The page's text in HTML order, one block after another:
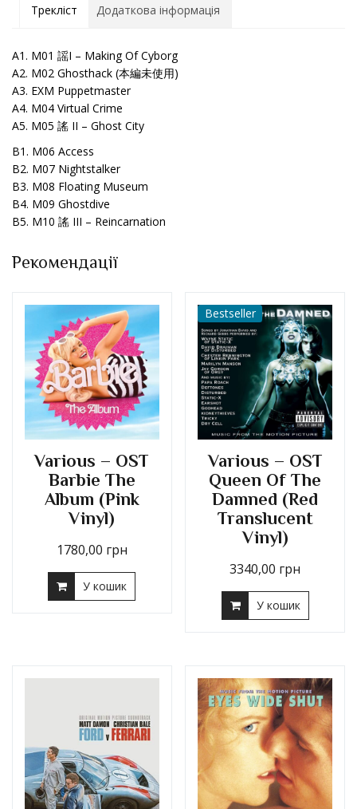
Трекліст Додаткова інформація
A1. M01 謡I – Making Of Cyborg
A2. M02 Ghosthack (本編未使用)
A3. EXM Puppetmaster
A4. M04 Virtual Crime
A5. M05 謠 II – Ghost City
B1. M06 Access
B2. M07 Nightstalker
B3. M08 Floating Museum
B4. M09 Ghostdive
B5. M10 謠 III – Reincarnation
Рекомендації
Various – OST
Barbie The
Album (Pink
Vinyl)
1780,00 грн
У кошик
Bestseller
Various – OST
Queen Of The
Damned (Red
Translucent
Vinyl)
3340,00 грн
У кошик